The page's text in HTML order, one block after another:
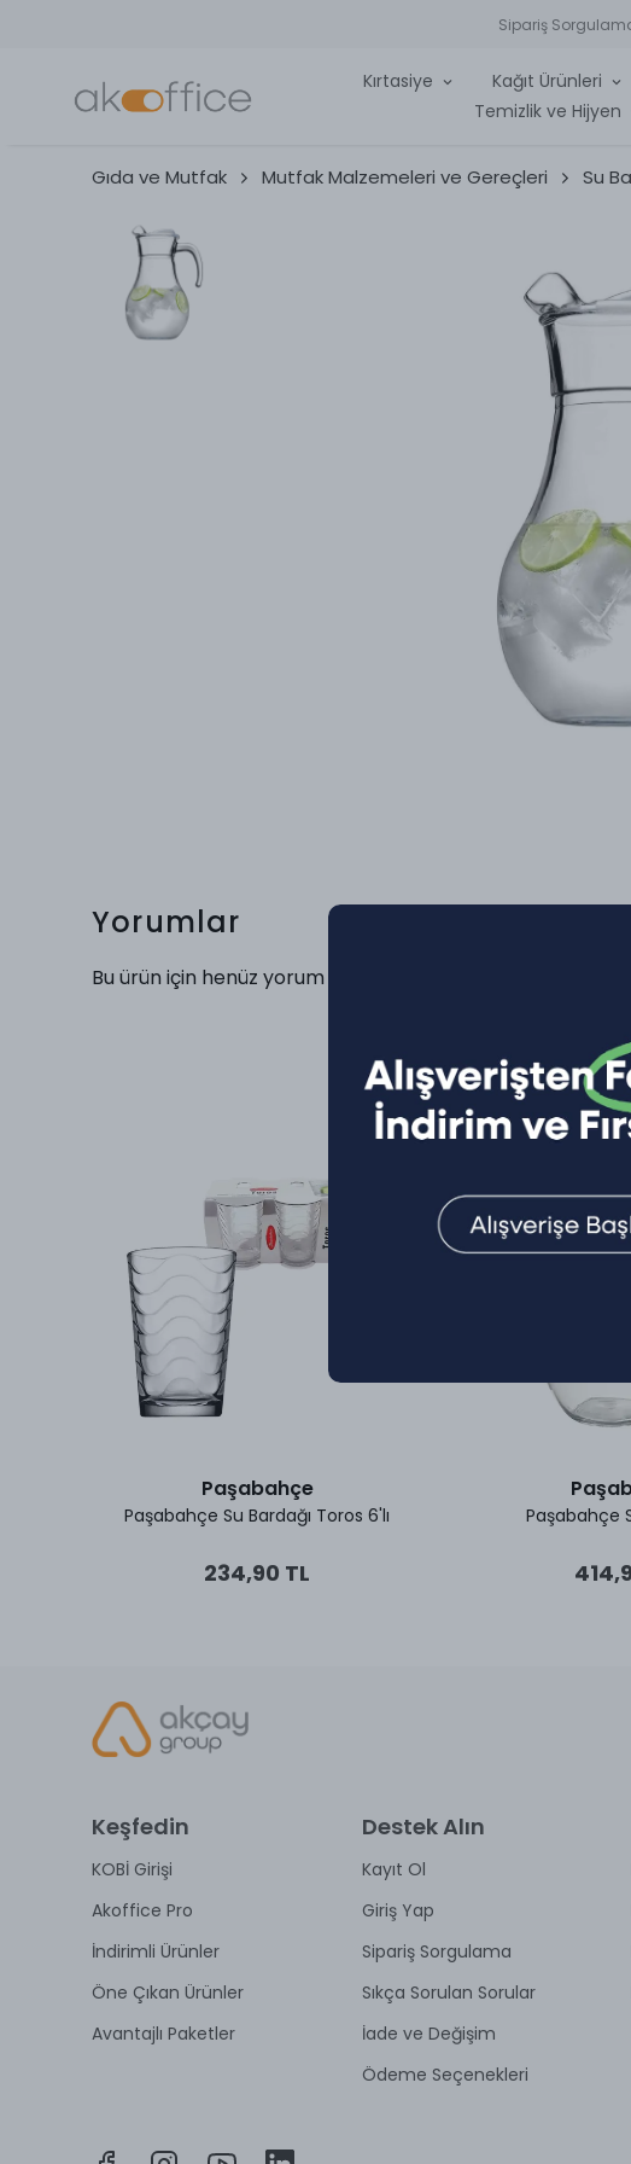
Sipariş
Kırtasiye Kağıt Ürünleri
Temizlik ve Hijyen
Gıda ve Mutfak Mutfak Malzemeleri ve Gereçleri Su
Yorumlar
Bu ürün için henüz yorum yapılmamış.
Paşabahçe
Paşabahçe Su Bardağı Toros 6'lı
234,90 TL
Paşabahçe
Keşfedin
KOBİ Girişi
Akoffice Pro
İndirimli Ürünler
Öne Çıkan Ürünler
Avantajlı Paketler
Destek Alın
Kayıt Ol
Giriş Yap
Sipariş Sorgulama
Sıkça Sorulan Sorular
İade ve Değişim
Ödeme Seçenekleri